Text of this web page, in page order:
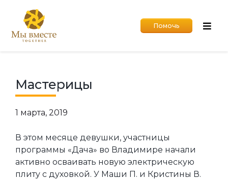
Помочь
Мастерицы
1 марта, 2019
В этом месяце девушки, участницы
программы «Дача» во Владимире начали
активно осваивать новую электрическую
плиту с духовкой. У Маши П. и Кристины В.